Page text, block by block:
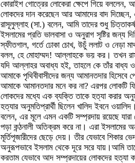
কোরাইশ গোত্রের লোকেরা ক্ষেপে গিয়ে বললেন,
লোকদের দান করেছেন আর আমাদের বাদ দিচ্ছেন,
রাসূলুল্লাহ (সা.) বলেন, আমি তাদের শুধু
ইসলামের প্রতি ভালবাসা ও অনুরাগ সৃষ্টির জন্য
স্ফীতগাল, গর্তে ঢোকা চোখ, উচুঁ ললাট ও নেড়া
বলল, হে মোহাম্মদ! আল্লাহকে ভয় কর। তখন
যদি আল্লাহর অবাধ্য হই, তাহলে কে তাঁর
আমাকে পৃথিবীবাসীদের জন্য আমানতদার হিসেবে
আমাকে আমানতদার মনে কর না? এরপর লোকটি
লোকদের মধ্যে এক ব্যক্তি তাকে হত্যা করার
হত্যার অনুমতিপ্রার্থী ছিলেন খালিদ ইবনে
বলেন, এর মূলে এমন একটি সম্প্রদায় রয়েছে
পড়া কন্ঠনালী অতিক্রম করে না। এরা ইসলামের
মূর্তিপূজারীদের ছেড়ে দেয়। তীর যেভাবে শিকার
অনুরূপভাবে ইসলাম থেকে দূরে সরে যায়।আমি
করতাম যেভাবে আদ সম্প্রদায়ের লোকদের হত্যা